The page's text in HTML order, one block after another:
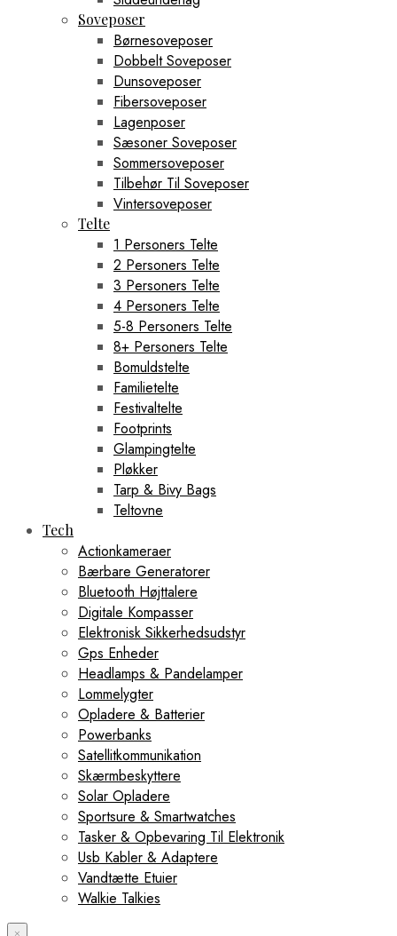
Soveposer
Børnesoveposer
Dobbelt Soveposer
Dunsoveposer
Fibersoveposer
Lagenposer
Sæsoner Soveposer
Sommersoveposer
Tilbehør Til Soveposer
Vintersoveposer
Telte
1 Personers Telte
2 Personers Telte
3 Personers Telte
4 Personers Telte
5-8 Personers Telte
8+ Personers Telte
Bomuldstelte
Familietelte
Festivaltelte
Footprints
Glampingtelte
Pløkker
Tarp & Bivy Bags
Teltovne
Tech
Actionkameraer
Bærbare Generatorer
Bluetooth Højttalere
Digitale Kompasser
Elektronisk Sikkerhedsudstyr
Gps Enheder
Headlamps & Pandelamper
Lommelygter
Opladere & Batterier
Powerbanks
Satellitkommunikation
Skærmbeskyttere
Solar Opladere
Sportsure & Smartwatches
Tasker & Opbevaring Til Elektronik
Usb Kabler & Adaptere
Vandtætte Etuier
Walkie Talkies
×